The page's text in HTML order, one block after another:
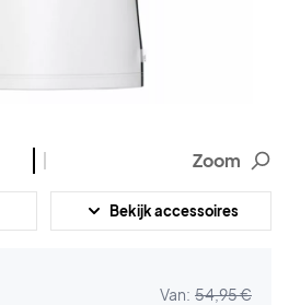
Zoom
Bekijk accessoires
Van: 54,95 €